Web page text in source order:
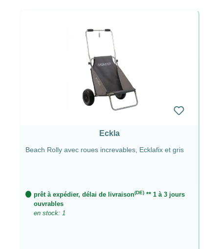
Eckla
Beach Rolly avec roues increvables, Ecklafix et gris
prêt à expédier, délai de livraison(DE) ** 1 à 3 jours
ouvrables
en stock: 1